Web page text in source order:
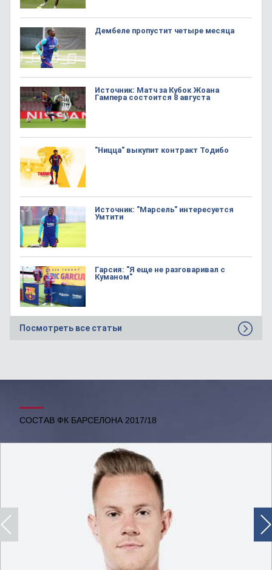
Дембеле пропустит четыре месяца
Источник: Матч за Кубок Жоана
Гампера состоится 8 августа
"Ницца" выкупит контракт Тодибо
Источник: "Марсель" интересуется
Умтити
Гарсия: "Я еще не разговаривал с
Куманом"
Посмотреть все статьи
СОСТАВ ФК БАРСЕЛОНА 2017/18